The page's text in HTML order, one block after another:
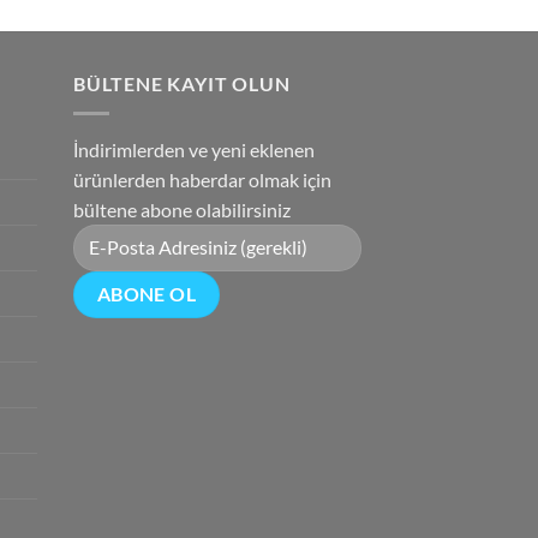
fiyat:
BÜLTENE KAYIT OLUN
İndirimlerden ve yeni eklenen
ürünlerden haberdar olmak için
bültene abone olabilirsiniz